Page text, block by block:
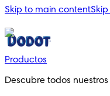
Skip to main content
Productos
Descubre todos